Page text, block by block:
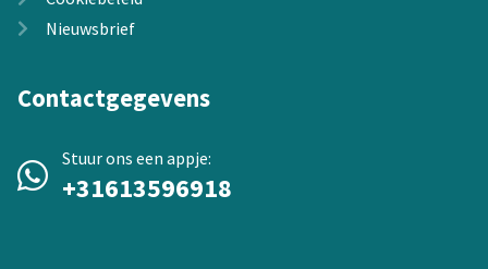
Nieuwsbrief
Contactgegevens
Stuur ons een appje:
+31613596918